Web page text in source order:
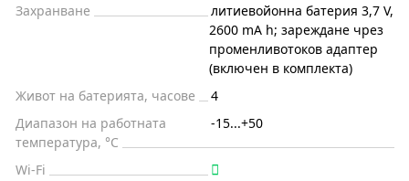
Захранване
литиевойонна батерия 3,7 V,
2600 mA h; зареждане чрез
променливотоков адаптер
(включен в комплекта)
Живот на батерията, часове
4
Диапазон на работната
температура, °C
-15...+50
Wi-Fi